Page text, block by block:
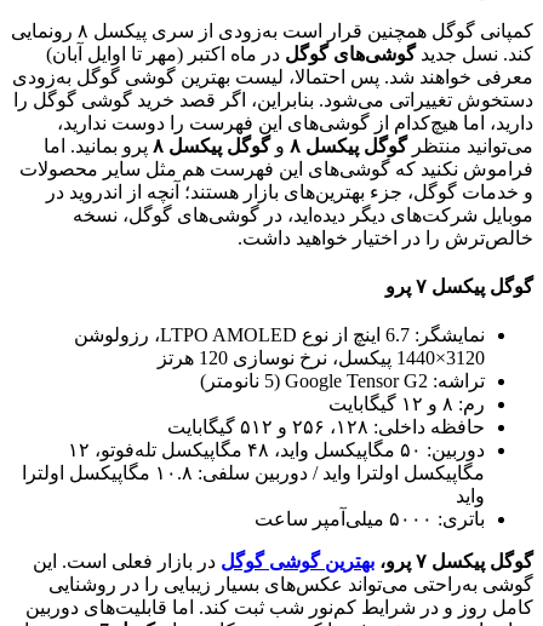
کمپانی گوگل همچنین قرار است به‌زودی از سری پیکسل ۸ رونمایی
کند. نسل جدیدگوشی‌های گوگل در ماه اکتبر (مهر تا اوایل آبان)
معرفی خواهند شد. پس احتمالا، لیست بهترین گوشی گوگل به‌زودی
دستخوش تغییراتی می‌شود. بنابراین، اگر قصد خرید گوشی گوگل را
دارید، اما هیچ‌کدام از گوشی‌های این فهرست را دوست ندارید،
می‌توانید منتظرگوگل پیکسل ۸ وگوگل پیکسل ۸
پرو بمانید. اما
فراموش نکنید که گوشی‌های این فهرست هم مثل سایر محصولات
و خدمات گوگل، جزء بهترین‌های بازار هستند؛ آنچه از اندروید در
موبایل شرکت‌های دیگر دیده‌اید، در گوشی‌های گوگل، نسخه
خالص‌ترش را در اختیار خواهید داشت.
گوگل پیکسل ۷ پرو
نمایشگر: 6.7 اینچ از نوع LTPO AMOLED، رزولوشن
3120×1440 پیکسل، نرخ نوسازی 120 هرتز
تراشه: Google Tensor G2 (5 نانومتر)
رم: ۸ و ۱۲ گیگابایت
حافظه داخلی: ۱۲۸، ۲۵۶ و ۵۱۲ گیگابایت
دوربین: ۵۰ مگاپیکسل واید، ۴۸ مگاپیکسل تله‌فوتو، ۱۲
مگاپیکسل اولترا واید / دوربین سلفی: ۱۰.۸ مگاپیکسل اولترا
واید
باتری: ۵۰۰۰ میلی‌آمپر ساعت
گوگل پیکسل ۷ پرو، بهترین گوشی گوگل در بازار فعلی است. این
گوشی به‌راحتی می‌تواند عکس‌های بسیار زیبایی را در روشنایی
کامل روز و در شرایط کم‌نور شب ثبت کند. اما قابلیت‌های دوربین